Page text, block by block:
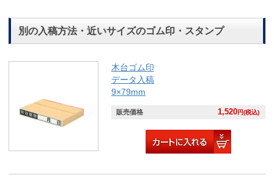
別の入稿方法・近いサイズのゴム印・スタンプ
木台ゴム印
データ入稿
9×79mm
販売価格 1,520円(税込)